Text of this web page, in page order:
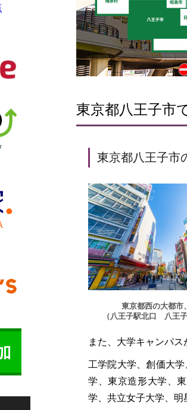
東京都八王子市
東京都八王子市
東京都西の大都市
（八王子駅北口 八王子
また、大学キャンパス
工学院大学、創価大
学、東京造形大学、
学、共立女子大学、明